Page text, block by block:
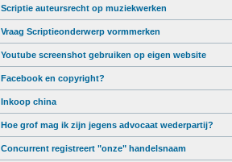
Scriptie auteursrecht op muziekwerken
Vraag Scriptieonderwerp vormmerken
Youtube screenshot gebruiken op eigen website
Facebook en copyright?
Inkoop china
Hoe grof mag ik zijn jegens advocaat wederpartij?
Concurrent registreert "onze" handelsnaam